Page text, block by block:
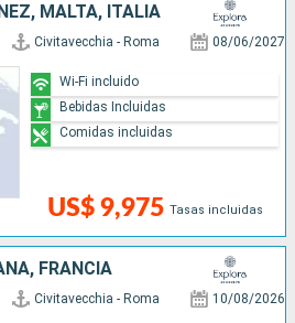
MALTA, ITALIA
Civitavecchia - Roma 08/06/2027
US$ 9,975 Tasas incluidas
Wi-Fi incluido
Bebidas Incluidas
Comidas incluidas
FRANCIA
Civitavecchia - Roma 10/08/2026